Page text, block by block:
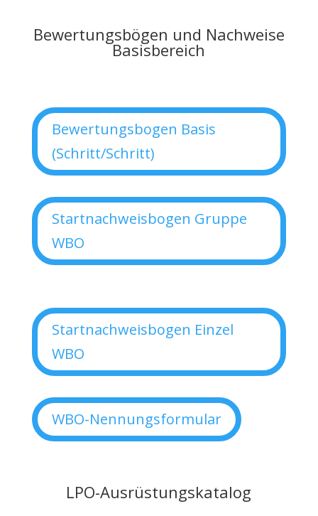
Bewertungsbögen und Nachweise
Basisbereich
Bewertungsbogen Basis
(Schritt/Schritt)
Startnachweisbogen Gruppe
WBO
Startnachweisbogen Einzel
WBO
WBO-Nennungsformular
LPO-Ausrüstungskatalog